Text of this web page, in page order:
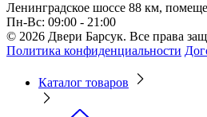
Ленинградское шоссе 88 км,
Пн-Вс: 09:00 - 21:00
© 2026 Двери Барсук. Все права
Политика конфиденциальности
Каталог товаров